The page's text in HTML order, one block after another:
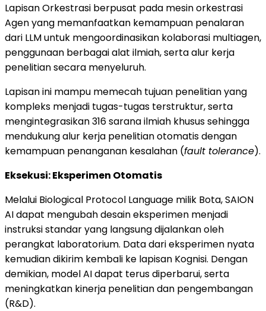
Lapisan Orkestrasi berpusat pada mesin orkestrasi
Agen yang memanfaatkan kemampuan penalaran
dari LLM untuk mengoordinasikan kolaborasi multiagen,
penggunaan berbagai alat ilmiah, serta alur kerja
penelitian secara menyeluruh.
Lapisan ini mampu memecah tujuan penelitian yang
kompleks menjadi tugas-tugas terstruktur, serta
mengintegrasikan 316 sarana ilmiah khusus sehingga
mendukung alur kerja penelitian otomatis dengan
kemampuan penanganan kesalahan (fault tolerance).
Eksekusi: Eksperimen Otomatis
Melalui Biological Protocol Language milik Bota, SAION
AI dapat mengubah desain eksperimen menjadi
instruksi standar yang langsung dijalankan oleh
perangkat laboratorium. Data dari eksperimen nyata
kemudian dikirim kembali ke lapisan Kognisi. Dengan
demikian, model AI dapat terus diperbarui, serta
meningkatkan kinerja penelitian dan pengembangan
(R&D).